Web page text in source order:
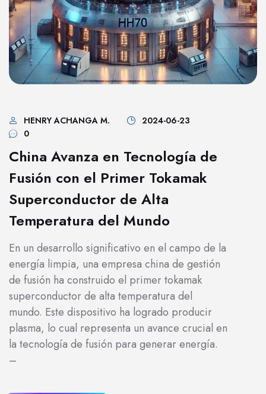
HENRY ACHANGA M.
2024-06-23
0
China Avanza en Tecnología de
Fusión con el Primer Tokamak
Superconductor de Alta
Temperatura del Mundo
En un desarrollo significativo en el campo de la
energía limpia, una empresa china de gestión
de fusión ha construido el primer tokamak
superconductor de alta temperatura del
mundo. Este dispositivo ha logrado producir
plasma, lo cual representa un avance crucial en
la tecnología de fusión para generar energía.
–